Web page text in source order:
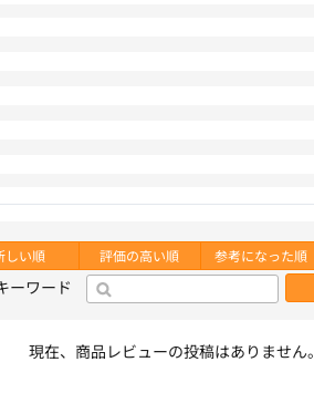
しい順 評価の高い順 参考になった順
ーワード
現在、商品レビューの投稿はありません。